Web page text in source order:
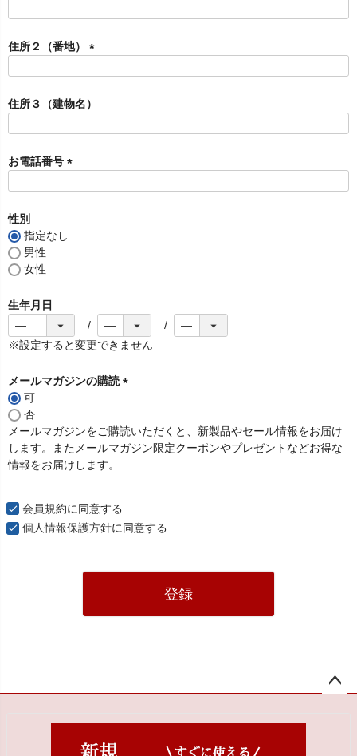
)
住所２（番地）
須
)
住所３（建物名）
お電話番号
性別
指定なし
男性
女性
生年月日
※設定すると変更できません
メールマガジンの購読
須
)
可
否
メールマガジンをご購読いただくと、新製品やセール情報をお届け
します。またメールマガジン限定クーポンやプレゼントなどお得な
情報をお届けします。
会員規約に同意する
個人情報保護方針に同意する
登録